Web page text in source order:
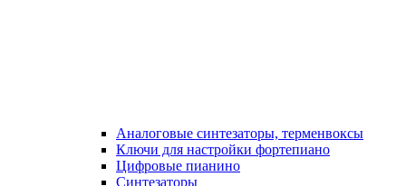
Аналоговые синтезаторы, терменвоксы
Ключи для настройки фортепиано
Цифровые пианино
Синтезаторы